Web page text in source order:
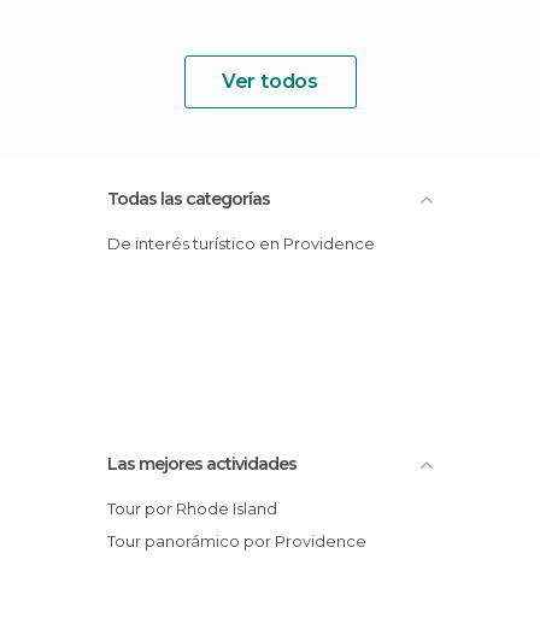
Ver todos
Todas las categorías
De interés turístico en Providence
Las mejores actividades
Tour por Rhode Island
Tour panorámico por Providence